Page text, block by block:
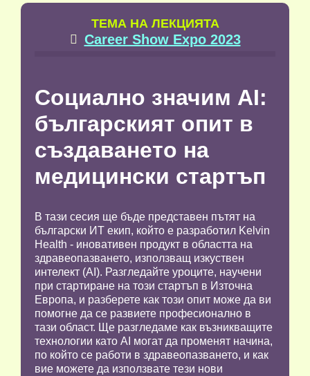
TЕМА НА ЛЕКЦИЯТА
 Career Show Expo 2023
Социално значим AI:
българският опит в
създаването на
медицински стартъп
В тази сесия ще бъде представен пътят на
български ИТ екип, който е разработил Kelvin
Health - иновативен продукт в областта на
здравеопазването, използващ изкуствен
интелект (AI). Разгледайте уроците, научени
при стартиране на този стартъп в Източна
Европа, и разберете как този опит може да ви
помогне да се развиете професионално в
тази област. Ще разгледаме как възникващите
технологии като AI могат да променят начина,
по който се работи в здравеопазването, и как
вие можете да използвате тези нови